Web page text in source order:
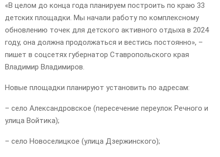
«В целом до конца года планируем построить по краю 33
детских площадки. Мы начали работу по комплексному
обновлению точек для детского активного отдыха в 2024
году, она должна продолжаться и вестись постоянно», –
пишет в соцсетях губернатор Ставропольского края
Владимир Владимиров.
Новые площадки планируют установить по адресам:
– село Александровское (пересечение переулок Речного и
улица Войтика);
– село Новоселицкое (улица Дзержинского);